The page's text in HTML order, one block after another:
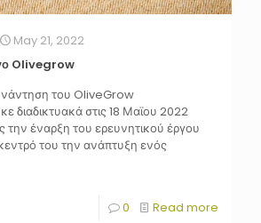
May 21, 2022
Olivegrow
του OliveGrow
διαδικτυακά στις 18 Μαϊου 2022
έναρξη του ερευνητικού έργου
του την ανάπτυξη ενός
0 Read more